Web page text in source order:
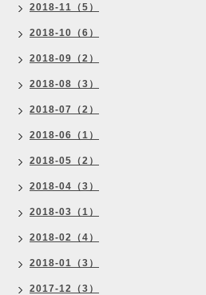
2018-11（5）
2018-10（6）
2018-09（2）
2018-08（3）
2018-07（2）
2018-06（1）
2018-05（2）
2018-04（3）
2018-03（1）
2018-02（4）
2018-01（3）
2017-12（3）